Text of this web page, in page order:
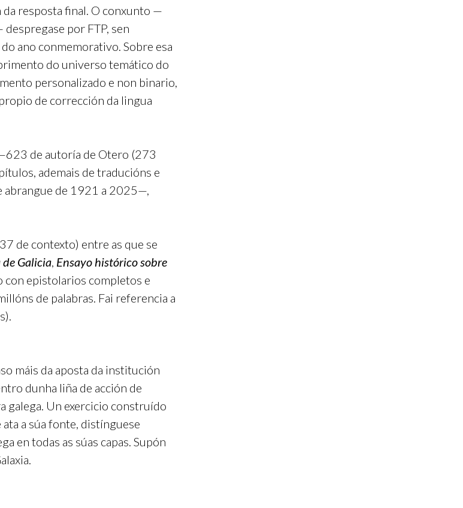
resposta final. O conxunto —
por FTP, sen
ano conmemorativo. Sobre esa
do universo temático do
personalizado e non binario,
de corrección da lingua
de autoría de Otero (273
ademais de traducións e
abrangue de 1921 a 2025—,
de contexto) entre as que se
de Galicia, Ensayo histórico sobre
con epistolarios completos e
de palabras. Fai referencia a
máis da aposta da institución
dunha liña de acción de
galega. Un exercicio construído
a súa fonte, distínguese
en todas as súas capas. Supón